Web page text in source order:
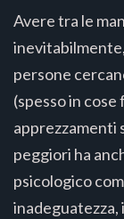
Avere tra le
persone
(spesso in
apprezzamenti
peggiori ha
psicologico
inadeguatezza,